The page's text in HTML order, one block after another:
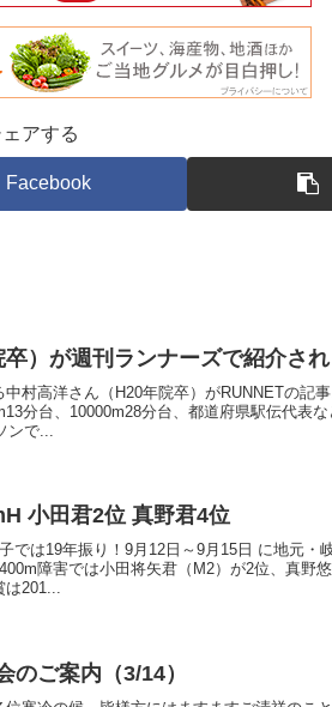
アする
Facebook
）が週刊ランナーズで紹介さ
村高洋さん（H20年院卒）がRUNNETの記
分台、10000m28分台、都道府県駅伝代表
で...
小田君2位 真野君4位
では19年振り！9月12日～9月15日 に地元・
障害では小田将矢君（M2）が2位、真野
は201...
のご案内（3/14）